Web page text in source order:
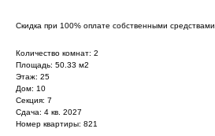
Скидка при 100% оплате собственными средствами
Количество комнат: 2
Площадь: 50.33 м2
Этаж: 25
Дом: 10
Секция: 7
Сдача: 4 кв. 2027
Номер квартиры: 821